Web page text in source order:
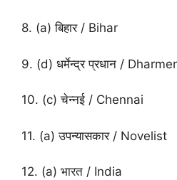
8. (a) बिहार / Bihar
9. (d) धर्मेन्द्र प्रधान /
10. (c) चेन्नई / Chennai
11. (a) उपन्यासकार / Novelist
12. (a) भारत / India